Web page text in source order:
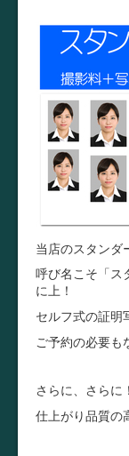
当店のスタンダ
呼び名こそ「ス
に上！
セルフ式の証明
ご予約の必要も
さらに、さらに！
仕上がり品質の